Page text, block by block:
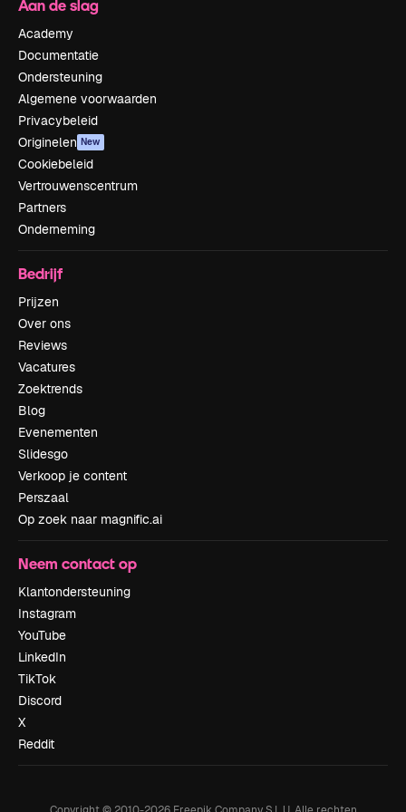
Aan de slag
Academy
Documentatie
Ondersteuning
Algemene voorwaarden
Privacybeleid
Originelen New
Cookiebeleid
Vertrouwenscentrum
Partners
Onderneming
Bedrijf
Prijzen
Over ons
Reviews
Vacatures
Zoektrends
Blog
Evenementen
Slidesgo
Verkoop je content
Perszaal
Op zoek naar magnific.ai
Neem contact op
Klantondersteuning
Instagram
YouTube
LinkedIn
TikTok
Discord
X
Reddit